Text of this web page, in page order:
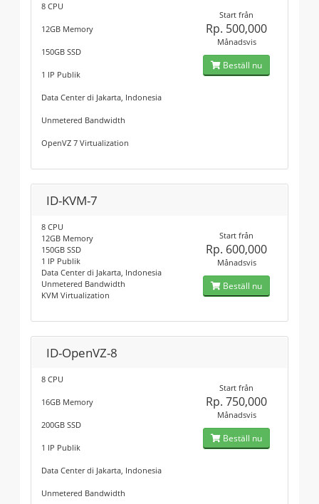
8 CPU
12GB Memory
150GB SSD
1 IP Publik
Data Center di Jakarta, Indonesia
Unmetered Bandwidth
OpenVZ 7 Virtualization
Start från
Rp. 500,000
Månadsvis
Beställ nu
ID-KVM-7
8 CPU
12GB Memory
150GB SSD
1 IP Publik
Data Center di Jakarta, Indonesia
Unmetered Bandwidth
KVM Virtualization
Start från
Rp. 600,000
Månadsvis
Beställ nu
ID-OpenVZ-8
8 CPU
16GB Memory
200GB SSD
1 IP Publik
Data Center di Jakarta, Indonesia
Unmetered Bandwidth
Start från
Rp. 750,000
Månadsvis
Beställ nu